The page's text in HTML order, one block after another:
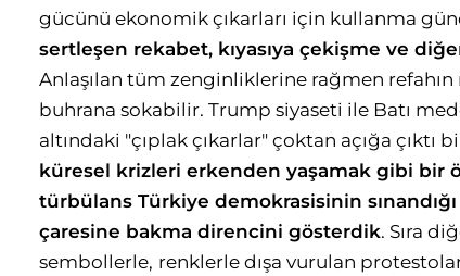
gücünü ekonomik çıkarları için kullanma
sertleşen rekabet, kıyasıya çekişme ve
Anlaşılan tüm zenginliklerine rağmen
buhrana sokabilir. Trump siyaseti ile Batı
altındaki "çıplak çıkarlar" çoktan açığa çıktı
küresel krizleri erkenden yaşamak gibi bir
türbülans Türkiye demokrasisinin sınandığı
çaresine bakma direncini gösterdik. Sıra
sembollerle, renklerle dışa vurulan